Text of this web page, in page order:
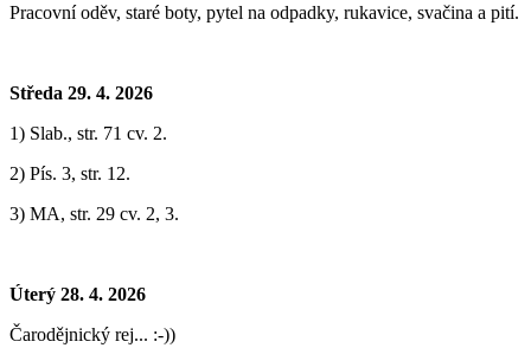
Pracovní oděv, staré boty, pytel na odpadky, rukavice, svačina a pití.
Středa 29. 4. 2026
1) Slab., str. 71 cv. 2.
2) Pís. 3, str. 12.
3) MA, str. 29 cv. 2, 3.
Úterý 28. 4. 2026
Čarodějnický rej... :-))